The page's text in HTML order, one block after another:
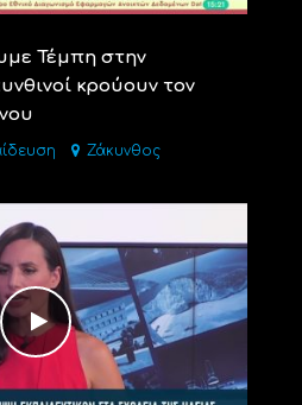
Τέμπη στην
κρούουν τον
Ζάκυνθος